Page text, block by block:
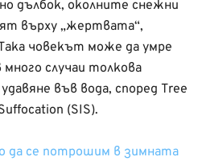
дълбок, околните снежни
върху „жертвата“,
човекът може да умре
случаи толкова
във вода, според Tree
(SIS).
да се потрошим в зимната